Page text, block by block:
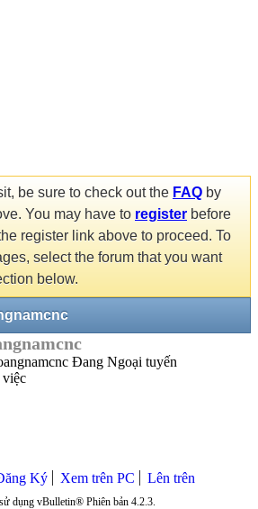
be sure to check out the FAQ by
You may have to register before
register link above to proceed. To
select the forum that you want
below.
Ký Xem trên PC Lên trên
dụng vBulletin® Phiên bản 4.2.3.